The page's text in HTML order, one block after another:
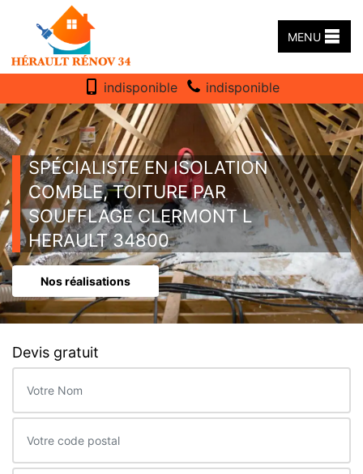
MENU
indisponible indisponible
SPÉCIALISTE EN ISOLATION
COMBLE, TOITURE PAR
SOUFFLAGE CLERMONT L
HERAULT 34800
Nos réalisations
Devis gratuit